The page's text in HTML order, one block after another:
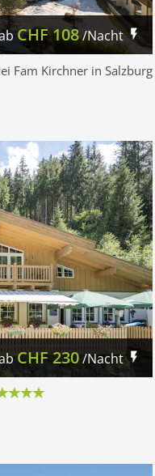
CHF108/Nacht
Fam Kirchner in Salzburg
CHF230/Nacht